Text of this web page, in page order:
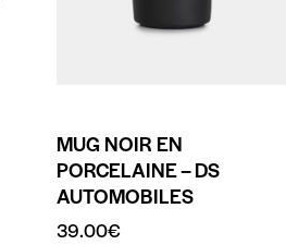
MUG NOIR EN
PORCELAINE – DS
AUTOMOBILES
39.00€